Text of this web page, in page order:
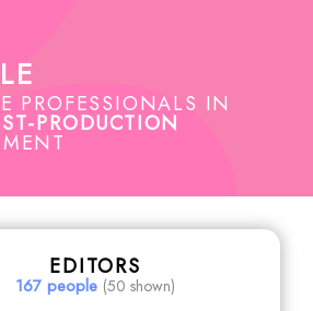
PROFESSIONALS IN
PRODUCTION
EDITORS
167 people (50 shown)